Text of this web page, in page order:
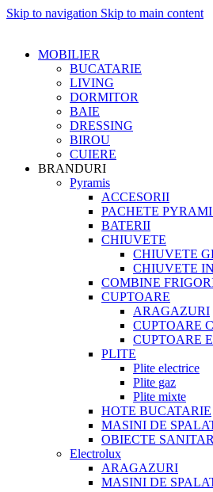
Skip to navigation Skip to main content
MOBILIER
BUCATARIE
LIVING
DORMITOR
BAIE
DRESSING
BIROU
CUIERE
BRANDURI
Pyramis
ACCESORII
PACHETE
BATERII
CHIUVETE
CHIUVETE
CHIUVETE
COMBINE
CUPTOARE
ARAGAZURI
CUPTOARE
CUPTOARE
PLITE
Plite electrice
Plite gaz
Plite mixte
HOTE BUCATARIE
MASINI DE
OBIECTE
Electrolux
ARAGAZURI
MASINI DE